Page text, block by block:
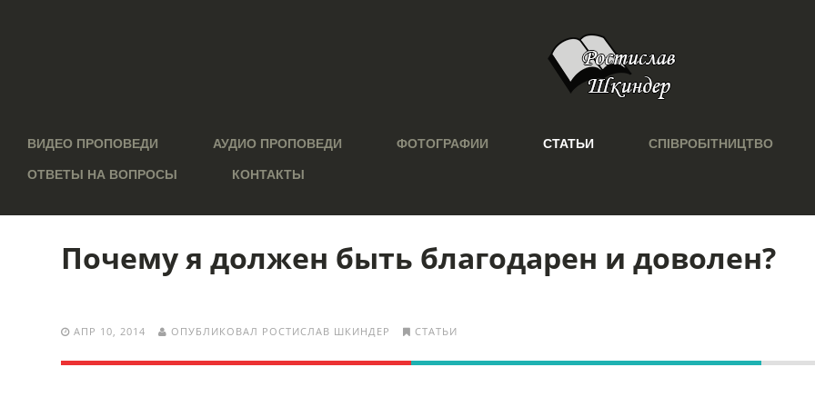
ВИДЕО ПРОПОВЕДИ АУДИО ПРОПОВЕДИ ФОТОГРАФИИ СТАТЬИ СПІВРОБІТНИЦТВО
ОТВЕТЫ НА ВОПРОСЫ КОНТАКТЫ
Почему я должен быть благодарен и доволен?
АПР 10, 2014 ОПУБЛИКОВАЛ РОСТИСЛАВ ШКИНДЕР СТАТЬИ